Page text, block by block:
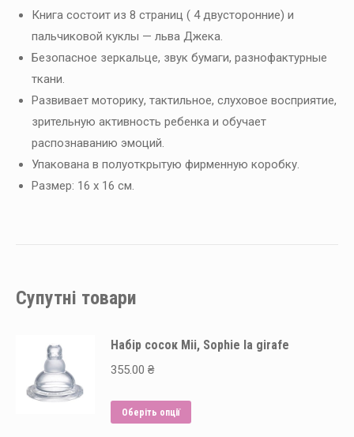
Книга состоит из 8 страниц ( 4 двусторонние) и
пальчиковой куклы — льва Джека.
Безопасное зеркальце, звук бумаги, разнофактурные
ткани.
Развивает моторику, тактильное, слуховое восприятие,
зрительную активность ребенка и обучает
распознаванию эмоций.
Упакована в полуоткрытую фирменную коробку.
Размер: 16 х 16 см.
Супутні товари
Набір сосок Mii, Sophie la girafe
355.00 ₴
Оберіть опції